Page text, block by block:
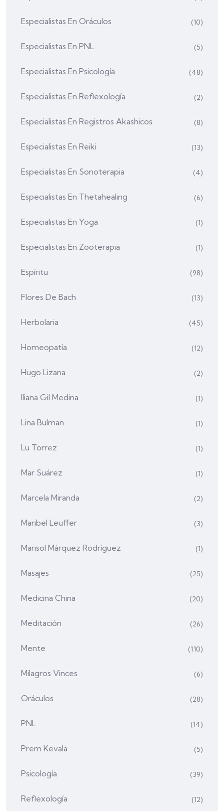
Especialistas En Oráculos (10)
Especialistas En PNL (5)
Especialistas En Psicología (48)
Especialistas En Reflexología (2)
Especialistas En Registros Akashicos (8)
Especialistas En Reiki (13)
Especialistas En Sonoterapia (4)
Especialistas En Thetahealing (6)
Especialistas En Yoga (1)
Especialistas En Zooterapia (1)
Espíritu (98)
Flores De Bach (13)
Herbolaria (45)
Homeopatía (12)
Hugo Lizana (2)
Iliana Gil Medina (1)
Lina Bulman (1)
Lu Torrez (1)
Mar Suárez (1)
Marcela Miranda (2)
Maribel Leuffer (3)
Marisol Márquez Rodríguez (1)
Masajes (25)
Medicina China (20)
Meditación (26)
Mente (110)
Milagros Vinces (6)
Oráculos (28)
PNL (14)
Prem Kevala (5)
Psicología (39)
Reflexología (12)